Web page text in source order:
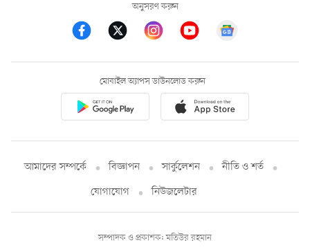
অনুসরণ করুন
মোবাইল অ্যাপস ডাউনলোড করুন
আমাদের সম্পর্কে বিজ্ঞাপন সার্কুলেশন
নীতি ও শর্ত
যোগাযোগ
নিউজলেটার
সম্পাদক ও প্রকাশক: মতিউর রহমান